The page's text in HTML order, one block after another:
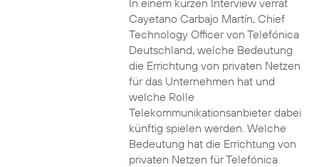
In einem kurzen Interview verrät
Cayetano Carbajo Martín, Chief
Technology Officer von Telefónica
Deutschland, welche Bedeutung
die Errichtung von privaten Netzen
für das Unternehmen hat und
welche Rolle
Telekommunikationsanbieter dabei
künftig spielen werden. Welche
Bedeutung hat die Errichtung von
privaten Netzen für Telefónica